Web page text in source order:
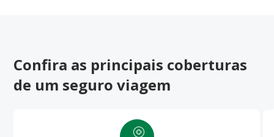
Confira as principais coberturas
de um seguro viagem